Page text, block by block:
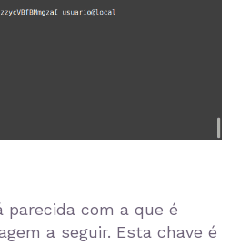
parecida com a que é
a seguir. Esta chave é